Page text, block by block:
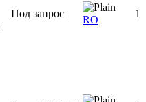
Под запрос
RO
1